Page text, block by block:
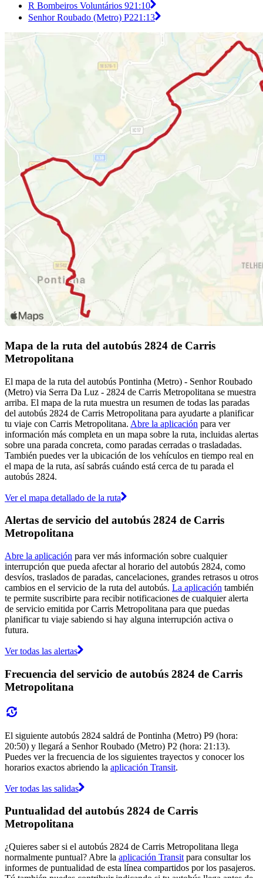
R Bombeiros Voluntários 921:10
Senhor Roubado (Metro) P221:13
Mapa de la ruta del autobús 2824 de Carris
Metropolitana
El mapa de la ruta del autobús Pontinha (Metro) - Senhor Roubado
(Metro) via Serra Da Luz - 2824 de Carris Metropolitana se muestra
arriba. El mapa de la ruta muestra un resumen de todas las paradas
del autobús 2824 de Carris Metropolitana para ayudarte a planificar
tu viaje con Carris Metropolitana. Abre la aplicación para ver
información más completa en un mapa sobre la ruta, incluidas alertas
sobre una parada concreta, como paradas cerradas o trasladadas.
También puedes ver la ubicación de los vehículos en tiempo real en
el mapa de la ruta, así sabrás cuándo está cerca de tu parada el
autobús 2824.
Ver el mapa detallado de la ruta
Alertas de servicio del autobús 2824 de Carris
Metropolitana
Abre la aplicación para ver más información sobre cualquier
interrupción que pueda afectar al horario del autobús 2824, como
desvíos, traslados de paradas, cancelaciones, grandes retrasos u otros
cambios en el servicio de la ruta del autobús. La aplicación también
te permite suscribirte para recibir notificaciones de cualquier alerta
de servicio emitida por Carris Metropolitana para que puedas
planificar tu viaje sabiendo si hay alguna interrupción activa o
futura.
Ver todas las alertas
Frecuencia del servicio de autobús 2824 de Carris
Metropolitana
El siguiente autobús 2824 saldrá de Pontinha (Metro) P9 (hora:
20:50) y llegará a Senhor Roubado (Metro) P2 (hora: 21:13).
Puedes ver la frecuencia de los siguientes trayectos y conocer los
horarios exactos abriendo la aplicación Transit.
Ver todas las salidas
Puntualidad del autobús 2824 de Carris
Metropolitana
¿Quieres saber si el autobús 2824 de Carris Metropolitana llega
normalmente puntual? Abre la aplicación Transit para consultar los
informes de puntualidad de esta línea compartidos por los pasajeros.